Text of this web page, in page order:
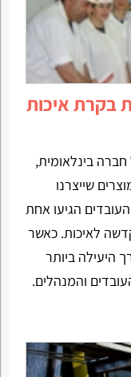
בקרת איכות
בינלאומית,
שייצרנו
הגיעו אחת
לאיכות. כאשר
היעילה ביותר
והמנהלים.